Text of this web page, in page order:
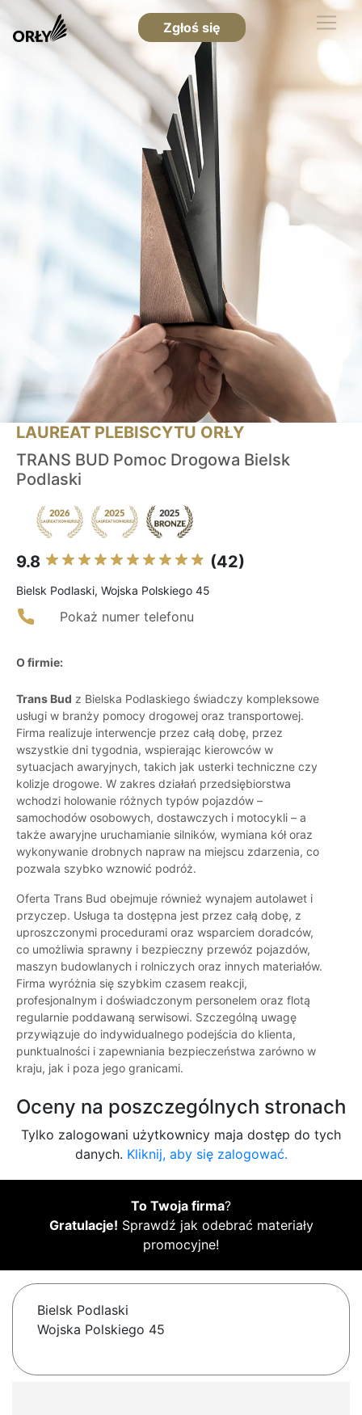
Zgłoś się
LAUREAT PLEBISCYTU ORŁY
TRANS BUD Pomoc Drogowa Bielsk
Podlaski
9.8 (42)
Bielsk Podlaski, Wojska Polskiego 45
Pokaż numer telefonu
O firmie:
Trans Bud z Bielska Podlaskiego świadczy kompleksowe
usługi w branży pomocy drogowej oraz transportowej.
Firma realizuje interwencje przez całą dobę, przez
wszystkie dni tygodnia, wspierając kierowców w
sytuacjach awaryjnych, takich jak usterki techniczne czy
kolizje drogowe. W zakres działań przedsiębiorstwa
wchodzi holowanie różnych typów pojazdów –
samochodów osobowych, dostawczych i motocykli – a
także awaryjne uruchamianie silników, wymiana kół oraz
wykonywanie drobnych napraw na miejscu zdarzenia, co
pozwala szybko wznowić podróż.
Oferta Trans Bud obejmuje również wynajem autolawet i
przyczep. Usługa ta dostępna jest przez całą dobę, z
uproszczonymi procedurami oraz wsparciem doradców,
co umożliwia sprawny i bezpieczny przewóz pojazdów,
maszyn budowlanych i rolniczych oraz innych materiałów.
Firma wyróżnia się szybkim czasem reakcji,
profesjonalnym i doświadczonym personelem oraz flotą
regularnie poddawaną serwisowi. Szczególną uwagę
przywiązuje do indywidualnego podejścia do klienta,
punktualności i zapewniania bezpieczeństwa zarówno w
kraju, jak i poza jego granicami.
Oceny na poszczególnych stronach
Tylko zalogowani użytkownicy maja dostęp do tych
danych. Kliknij, aby się zalogować.
To Twoja firma?
Gratulacje! Sprawdź jak odebrać materiały
promocyjne!
Bielsk Podlaski
Wojska Polskiego 45